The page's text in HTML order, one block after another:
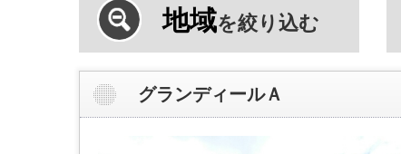
地域を絞り込む
グランディールＡ